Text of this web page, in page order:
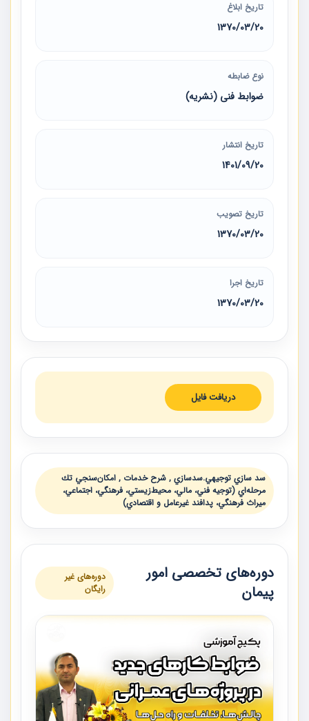
تاریخ ابلاغ
1370/03/20
نوع ضابطه
ضوابط فنی (نشریه)
تاریخ انتشار
1401/09/20
تاریخ تصویب
1370/03/20
تاریخ اجرا
1370/03/20
دریافت فایل
سد سازي توجيهي.سدسازي , شرح خدمات , امكان‌سنجي تك
مرحله‌اي (توجيه فني، مالي، محيط‌زيستي، فرهنگي، اجتماعي،
ميراث فرهنگي، پدافند غيرعامل و اقتصادي)
دوره‌های تخصصی امور
پیمان
دوره‌های غیر
رایگان